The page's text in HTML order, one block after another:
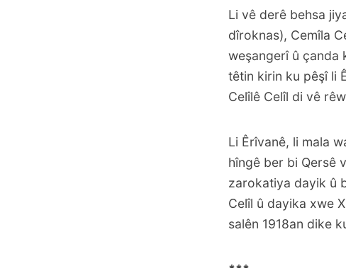
Li vê derê behsa
dîroknas), Cemîla
weşangerî û çanda
têtin kirin ku pêşî li
Celîlê Celîl di vê
Li Êrîvanê, li mala
hîngê ber bi Qersê
zarokatiya dayik û
Celîl û dayika xwe
salên 1918an dike